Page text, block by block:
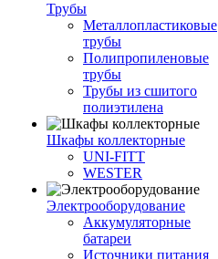
Трубы
Металлопластиковые
трубы
Полипропиленовые
трубы
Трубы из сшитого
полиэтилена
Шкафы коллекторные
UNI-FITT
WESTER
Электрооборудование
Аккумуляторные
батареи
Источники питания